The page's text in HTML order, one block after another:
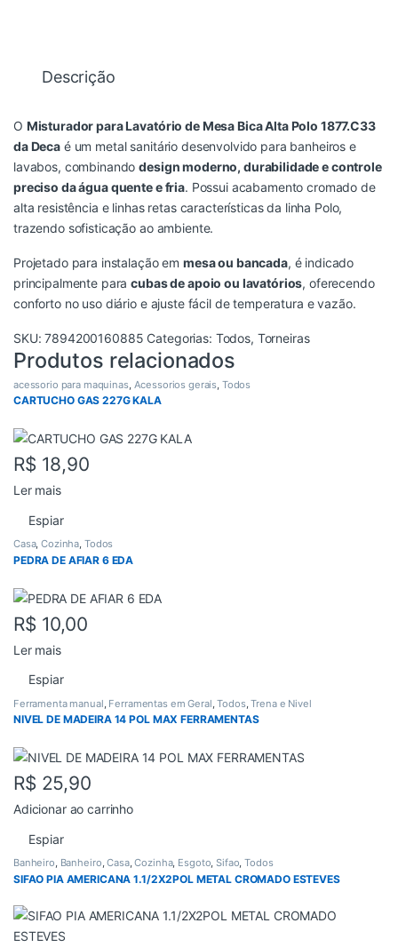
Descrição
O Misturador para Lavatório de Mesa Bica Alta Polo 1877.C33
da Deca é um metal sanitário desenvolvido para banheiros e
lavabos, combinandodesign moderno, durabilidade e controle
preciso da água quente e fria. Possui acabamento cromado de
alta resistência e linhas retas características da linha Polo,
trazendo sofisticação ao ambiente.
Projetado para instalação em mesa ou bancada, é indicado
principalmente paracubas de apoio ou lavatórios, oferecendo
conforto no uso diário e ajuste fácil de temperatura e vazão.
SKU:7894200160885 Categorias: Todos, Torneiras
Produtos relacionados
acessorio para maquinas, Acessorios gerais Todos
CARTUCHO GAS 227G KALA
R$ 18,90
Ler mais
Espiar
Casa,Cozinha, Todos
PEDRA DE AFIAR 6 EDA
R$ 10,00
Ler mais
Espiar
Ferramenta manual Ferramentas em Geral ,Todos,Trena e Nivel
NIVEL DE MADEIRA 14 POL MAX FERRAMENTAS
R$ 25,90
Adicionar ao carrinho
Espiar
Banheiro, Banheiro,Casa,Cozinha, Esgoto,Sifao,Todos
SIFAO PIA AMERICANA 1.1/2X2POL METAL CROMADO ESTEVES